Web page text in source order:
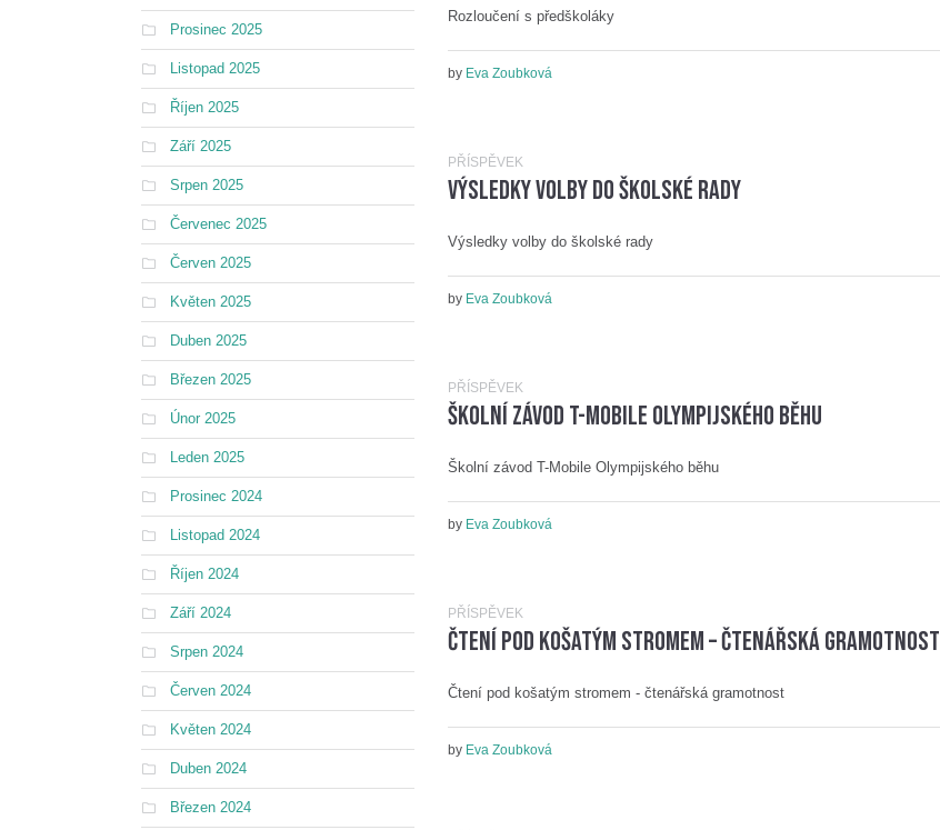
Rozloučení s předškoláky
by Eva Zoubková
PŘÍSPĚVEK
Výsledky volby do školské rady
Výsledky volby do školské rady
by Eva Zoubková
PŘÍSPĚVEK
Školní závod T-Mobile Olympijského běhu
Školní závod T-Mobile Olympijského běhu
by Eva Zoubková
PŘÍSPĚVEK
Čtení pod košatým stromem – čtenářská gramotnost
Čtení pod košatým stromem - čtenářská gramotnost
by Eva Zoubková
Prosinec 2025
Listopad 2025
Říjen 2025
Září 2025
Srpen 2025
Červenec 2025
Červen 2025
Květen 2025
Duben 2025
Březen 2025
Únor 2025
Leden 2025
Prosinec 2024
Listopad 2024
Říjen 2024
Září 2024
Srpen 2024
Červen 2024
Květen 2024
Duben 2024
Březen 2024